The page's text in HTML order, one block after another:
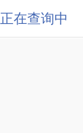
正在查询中